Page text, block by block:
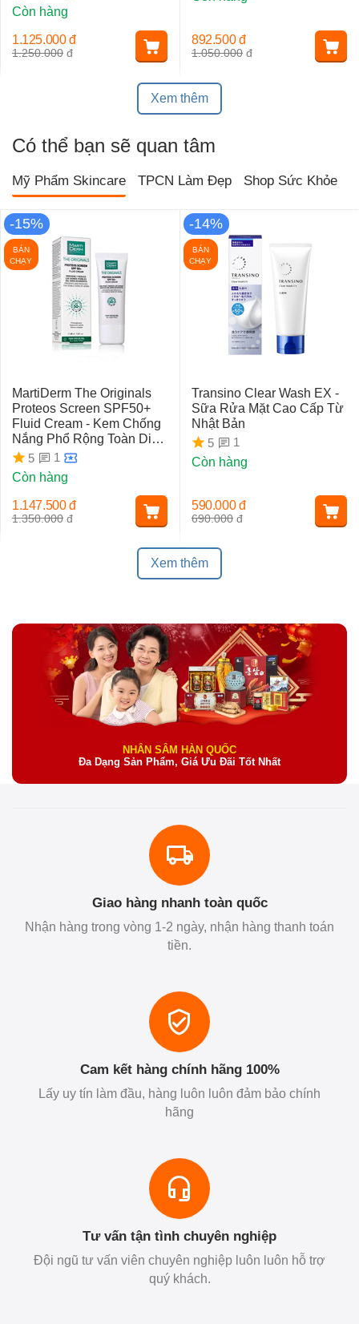
Còn hàng
1.250.000 đ
1.125.000 đ
1.050.000 đ
892.500 đ
Xem thêm
Có thể bạn sẽ quan tâm
Mỹ Phẩm Skincare TPCN Làm Đẹp Shop Sức Khỏe
-15%
BÁN
CHẠY
MartiDerm The Originals
Proteos Screen SPF50+
Fluid Cream - Kem Chống
Nắng Phổ Rộng Toàn Diện
Ngừa Lão Hóa, Nám Da
5
1
Còn hàng
1.350.000 đ
1.147.500 đ
-14%
BÁN
CHẠY
Transino Clear Wash EX -
Sữa Rửa Mặt Cao Cấp Từ
Nhật Bản
5
1
Còn hàng
690.000 đ
590.000 đ
Xem thêm
NHÂN SÂM HÀN QUỐC
Đa Dạng Sản Phẩm, Giá Ưu Đãi Tốt Nhất
Giao hàng nhanh toàn quốc
Nhận hàng trong vòng 1-2 ngày, nhận hàng thanh toán
tiền.
Cam kết hàng chính hãng 100%
Lấy uy tín làm đầu, hàng luôn luôn đảm bảo chính
hãng
Tư vấn tận tình chuyên nghiệp
Đội ngũ tư vấn viên chuyên nghiệp luôn luôn hỗ trợ
quý khách.